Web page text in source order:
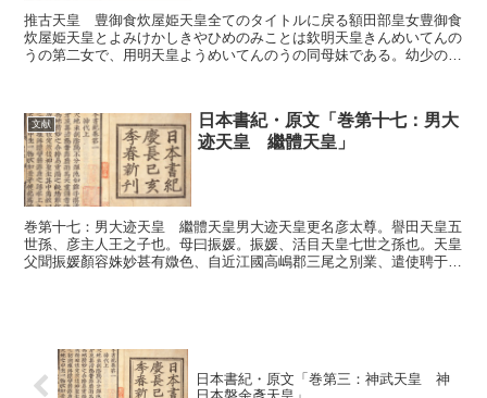
推古天皇 豊御食炊屋姫天皇全てのタイトルに戻る額田部皇女豊御食
炊屋姫天皇とよみけかしきやひめのみことは欽明天皇きんめいてんの
うの第二女で、用明天皇ようめいてんのうの同母妹である。幼少の時
文献
日本書紀・原文「巻第十七：男大
迹天皇 繼體天皇」
巻第十七：男大迹天皇 繼體天皇男大迹天皇更名彦太尊。譽田天皇五
世孫、彦主人王之子也。母曰振媛。振媛、活目天皇七世之孫也。天皇
父聞振媛顏容姝妙甚有媺色、自近江國高嶋郡三尾之別業、遣使聘于三
日本書紀・原文「巻第三：神武天皇 神